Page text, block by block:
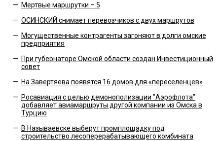
— Мертвые маршрутки – 5
— ОСИНСКИЙ снимает перевозчиков с двух маршрутов
— Могущественные контрагенты загоняют в долги омские
предприятия
— При губернаторе Омской области создан Инвестиционный
совет
— На Завертяева появятся 16 домов для «переселенцев»
— Росавиация с целью демонополизации "Аэрофлота"
добавляет авиамаршруты другой компании из Омска в
Турцию
— В Называевске выберут промплощадку под
строительство лесоперерабатывающего комбината